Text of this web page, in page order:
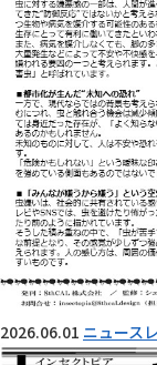
2026.06.01 ニュース